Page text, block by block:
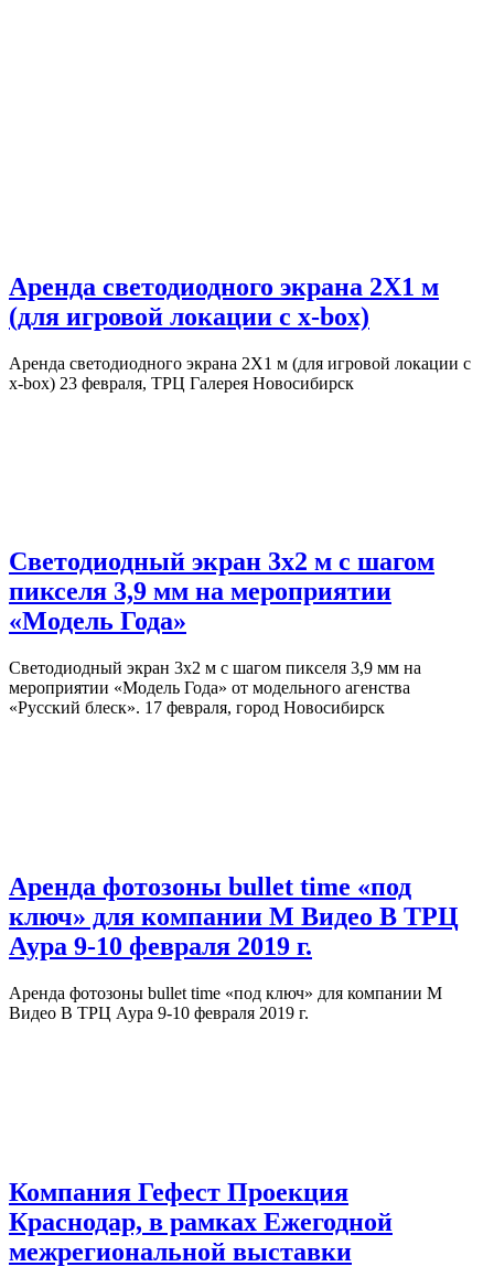
Аренда светодиодного экрана 2Х1 м
(для игровой локации с x-box)
Аренда светодиодного экрана 2Х1 м (для игровой локации с
x-box) 23 февраля, ТРЦ Галерея Новосибирск
Светодиодный экран 3х2 м с шагом
пикселя 3,9 мм на мероприятии
«Модель Года»
Светодиодный экран 3х2 м с шагом пикселя 3,9 мм на
мероприятии «Модель Года» от модельного агенства
«Русский блеск». 17 февраля, город Новосибирск
Аренда фотозоны bullet time «под
ключ» для компании М Видео В ТРЦ
Аура 9-10 февраля 2019 г.
Аренда фотозоны bullet time «под ключ» для компании М
Видео В ТРЦ Аура 9-10 февраля 2019 г.
Компания Гефест Проекция
Краснодар, в рамках Ежегодной
межрегиональной выставки